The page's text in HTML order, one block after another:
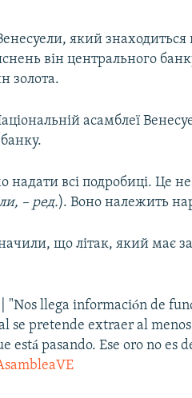
який знаходиться
він центрального
золота.
асамблеї
всі подробиці. Це не
– ред.). Воно належить
що літак, який має
| "Nos llega información de
se pretende extraer al
está pasando. Ese oro no es